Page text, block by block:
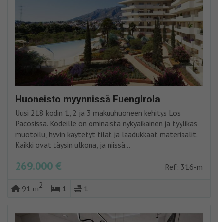
Huoneisto myynnissä Fuengirola
Uusi 218 kodin 1, 2 ja 3 makuuhuoneen kehitys Los
Pacosissa. Kodeille on ominaista nykyaikainen ja tyylikäs
muotoilu, hyvin käytetyt tilat ja laadukkaat materiaalit.
Kaikki ovat täysin ulkona, ja niissä...
269.000 € Ref: 316-m
91 m2 1 1